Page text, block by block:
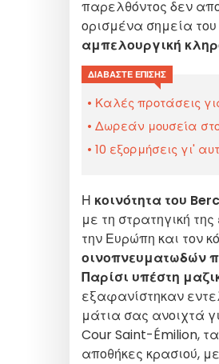
παρελθόντος δεν
ορισμένα σημεία
αμπελουργική
ΔΙΑΒΆΣΤΕ ΕΠΊΣΗΣ
Καλές προτάσεις
Δωρεάν μουσεία στο
10 εξορμήσεις γι'
Η κοινότητα του
με τη στρατηγική
την Ευρώπη και τον
οινοπνευματωδών
Παρίσι υπέστη
εξαφανίστηκαν
μάτια σας ανοιχτά
Cour Saint-Émilion,
αποθήκες κρασιού,